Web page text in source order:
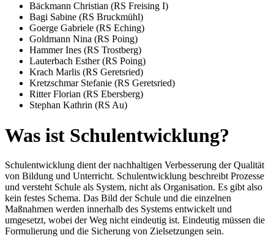
Bäckmann Christian (RS Freising I)
Bagi Sabine (RS Bruckmühl)
Goerge Gabriele (RS Eching)
Goldmann Nina (RS Poing)
Hammer Ines (RS Trostberg)
Lauterbach Esther (RS Poing)
Krach Marlis (RS Geretsried)
Kretzschmar Stefanie (RS Geretsried)
Ritter Florian (RS Ebersberg)
Stephan Kathrin (RS Au)
Was ist Schulentwicklung?
Schulentwicklung dient der nachhaltigen Verbesserung der Qualität
von Bildung und Unterricht. Schulentwicklung beschreibt Prozesse
und versteht Schule als System, nicht als Organisation. Es gibt also
kein festes Schema. Das Bild der Schule und die einzelnen
Maßnahmen werden innerhalb des Systems entwickelt und
umgesetzt, wobei der Weg nicht eindeutig ist. Eindeutig müssen die
Formulierung und die Sicherung von Zielsetzungen sein.